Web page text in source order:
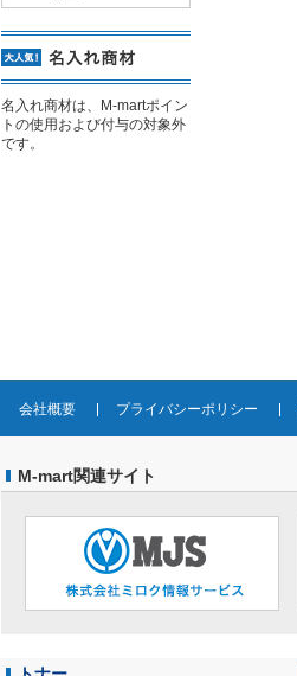
名入れ商材は、M-martポイン
トの使用および付与の対象外
です。
会社概要 プライバシーポリシー
M-mart関連サイト